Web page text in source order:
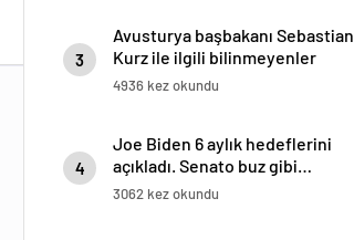
3
Avusturya başbakanı Sebastian
Kurz ile ilgili bilinmeyenler
4936 kez okundu
4
Joe Biden 6 aylık hedeflerini
açıkladı. Senato buz gibi…
3062 kez okundu